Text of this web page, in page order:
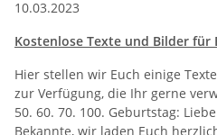
10.03.2023
Kostenlose Texte und Bilder für
Hier stellen wir Euch einige
zur Verfügung, die Ihr gerne
50. 60. 70. 100. Geburtstag:
Bekannte, wir laden Euch